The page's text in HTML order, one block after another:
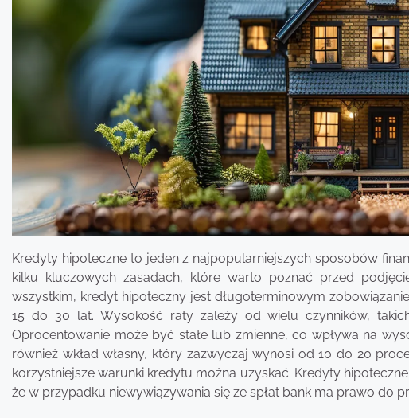
Kredyty hipoteczne to jeden z najpopularniejszych sposobów
kilku kluczowych zasadach, które warto poznać przed
wszystkim, kredyt hipoteczny jest długoterminowym
15 do 30 lat. Wysokość raty zależy od wielu czynników,
Oprocentowanie może być stałe lub zmienne, co wpływa na
również wkład własny, który zazwyczaj wynosi od 10 do 20
korzystniejsze warunki kredytu można uzyskać. Kredyty
że w przypadku niewywiązywania się ze spłat bank ma prawo do